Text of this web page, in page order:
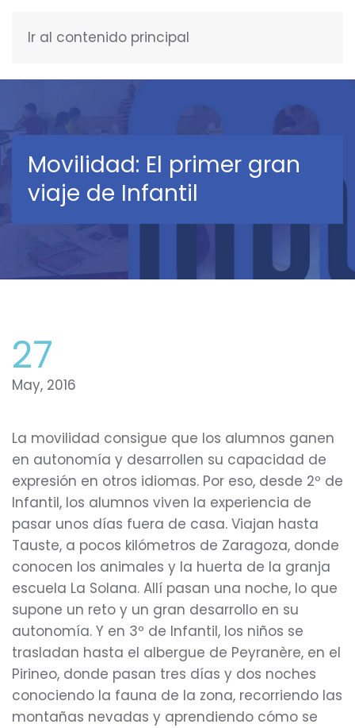
Ir al contenido principal
Movilidad: El primer gran
viaje de Infantil
27
May, 2016
La movilidad consigue que los alumnos ganen
en autonomía y desarrollen su capacidad de
expresión en otros idiomas. Por eso, desde 2º de
Infantil, los alumnos viven la experiencia de
pasar unos días fuera de casa. Viajan hasta
Tauste, a pocos kilómetros de Zaragoza, donde
conocen los animales y la huerta de la granja
escuela La Solana. Allí pasan una noche, lo que
supone un reto y un gran desarrollo en su
autonomía. Y en 3º de Infantil, los niños se
trasladan hasta el albergue de Peyranère, en el
Pirineo, donde pasan tres días y dos noches
conociendo la fauna de la zona, recorriendo las
montañas nevadas y aprendiendo cómo se